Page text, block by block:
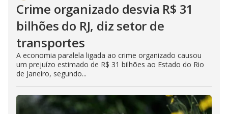
Crime organizado desvia R$ 31
bilhões do RJ, diz setor de
transportes
A economia paralela ligada ao crime organizado causou
um prejuízo estimado de R$ 31 bilhões ao Estado do Rio
de Janeiro, segundo...